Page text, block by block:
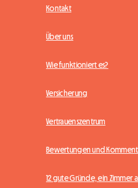
Kontakt
Über uns
Wie funktioniert es?
Versicherung
Vertrauenszentrum
Bewertungen und
12 gute Gründe, ein Zimmer